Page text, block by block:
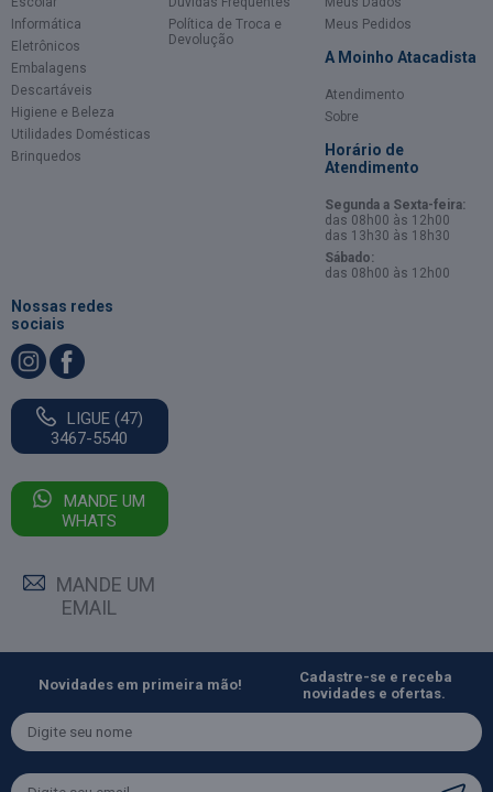
Informática
Eletrônicos
Embalagens
Descartáveis
Higiene e Beleza
Utilidades Domésticas
Brinquedos
Política de Troca e
Devolução
Meus Pedidos
A Moinho Atacadista
Atendimento
Sobre
Horário de
Atendimento
Segunda a Sexta-feira:
das 08h00 às 12h00
das 13h30 às 18h30
Sábado:
das 08h00 às 12h00
Nossas redes
sociais
LIGUE (47)
3467-5540
MANDE UM
WHATS
MANDE UM
EMAIL
Novidades em primeira mão!
Cadastre-se e receba
novidades e ofertas.